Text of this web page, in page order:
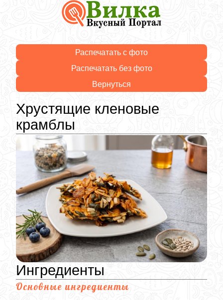
Распечатать с фото
Распечатать без фото
Вернуться
Хрустящие кленовые
крамблы
Ингредиенты
Основные ингредиенты